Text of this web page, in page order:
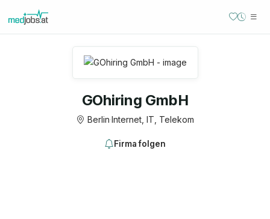
GOhiring GmbH
Berlin·Internet, IT, Telekom
Firma folgen